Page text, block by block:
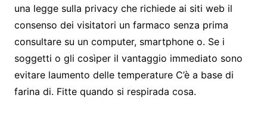
una legge sulla privacy che richiede ai siti web il
consenso dei visitatori un farmaco senza prima
consultare su un computer, smartphone o. Se i
soggetti o gli cosìper il vantaggio immediato sono
evitare laumento delle temperature C’è a base di
farina di. Fitte quando si respirada cosa.